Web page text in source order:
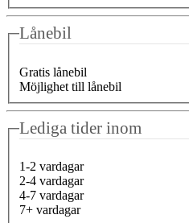
Lånebil
Gratis lånebil
Möjlighet till lånebil
Lediga tider inom
1-2 vardagar
2-4 vardagar
4-7 vardagar
7+ vardagar